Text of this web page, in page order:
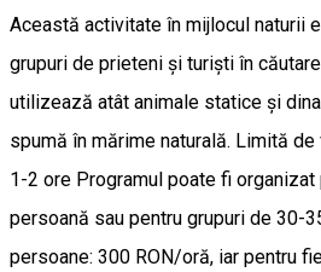
Această activitate în mijlocul naturii
grupuri de prieteni și turiști în
utilizează atât animale statice și
spumă în mărime naturală. Limită de
1-2 ore Programul poate fi organizat
persoană sau pentru grupuri de 30-
persoane: 300 RON/oră, iar pentru